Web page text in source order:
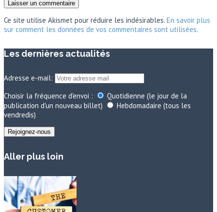
Ce site utilise Akismet pour réduire les indésirables. En savoir plus
sur comment les données de vos commentaires sont utilisées.
Les dernières actualités
Adresse e-mail:
Choisir la fréquence d'envoi :
Quotidienne (le jour de la
publication d'un nouveau billet)
Hebdomadaire (tous les
vendredis)
Aller plus loin